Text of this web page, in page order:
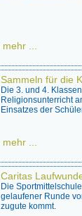
mehr ...
Sammeln für die
Die 3. und 4.
Religionsunterricht
Einsatzes der
mehr ...
Caritas
Die
gelaufener Runde
zugute kommt.